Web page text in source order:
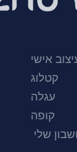
אישי
קטלוג
עגלה
קופה
שלי